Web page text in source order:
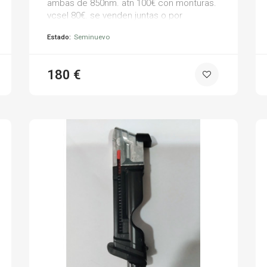
ambas de 850nm. atn 100€ con monturas.
vcsel 80€. se venden juntas o por
Estado: Seminuevo
180 €